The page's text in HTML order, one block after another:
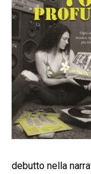
debutto nella